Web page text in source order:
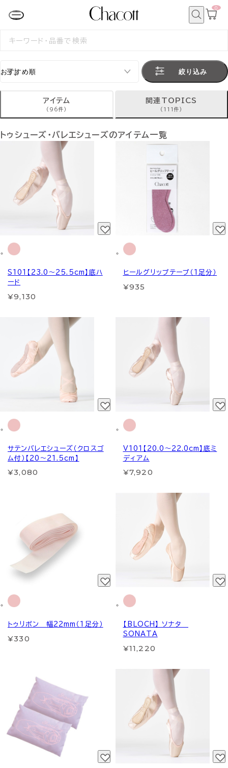
カ
0
検
絞り込み
アイテム
(96件)
関連TOPICS
(111件)
トゥシューズ・バレエシューズのアイテム一覧
S101【23.0～25.5cm】底ハ
ード
¥9,130
ヒールグリップテープ（1足分）
¥935
サテンバレエシューズ（クロスゴ
ム付）【20～21.5cm】
¥3,080
V101【20.0～22.0cm】底ミ
ディアム
¥7,920
トゥリボン 幅22mm（1足分）
¥330
【BLOCH】 ソナタ
SONATA
¥11,220